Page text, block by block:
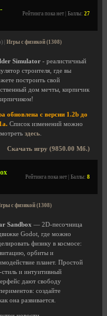
Рейтинга пока нет | Баллы: 27
| Игры с физикой (1308)
Simulator - реалистичный
строителя, где вы
построить свой
дом мечты, кирпичик
обновлена с версии 1.2b до
Список изменений можно
здесь
Скачать игру (9850.00 Мб.)
Рейтинга пока нет | Баллы: 8
с физикой (1308)
Sandbox — 2D‑песочница
Godot, где можно
физику в космосе:
орбиты и
планет. Простой
и интуитивный
дают свободу
создайте
она развивается.